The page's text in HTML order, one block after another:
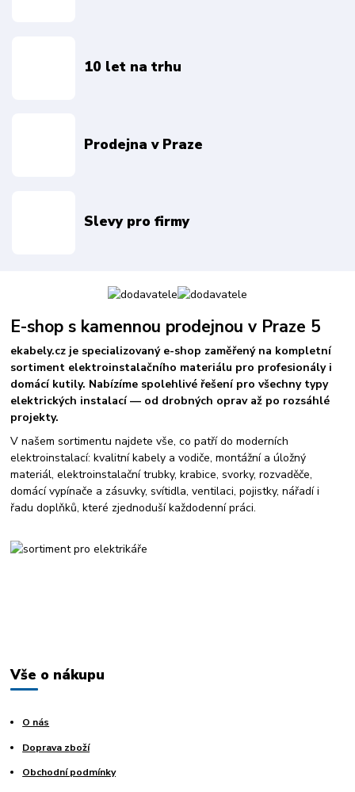
10 let na trhu
Prodejna v Praze
Slevy pro firmy
E-shop s kamennou prodejnou v Praze 5
ekabely.cz je specializovaný e-shop zaměřený na kompletní
sortiment elektroinstalačního materiálu pro profesionály i
domácí kutily. Nabízíme spolehlivé řešení pro všechny typy
elektrických instalací — od drobných oprav až po rozsáhlé
projekty.
V našem sortimentu najdete vše, co patří do moderních
elektroinstalací: kvalitní kabely a vodiče, montážní a úložný
materiál, elektroinstalační trubky, krabice, svorky, rozvaděče,
domácí vypínače a zásuvky, svítidla, ventilaci, pojistky, nářadí i
řadu doplňků, které zjednoduší každodenní práci.
Vše o nákupu
O nás
Doprava zboží
Obchodní podmínky